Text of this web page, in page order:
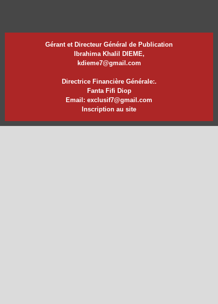
Gérant et Directeur Général de Publication
Ibrahima Khalil DIEME,
kdieme7@gmail.com
Directrice Financière Générale:.
Fanta Fifi Diop
Email: exclusif7@gmail.com
Inscription au site